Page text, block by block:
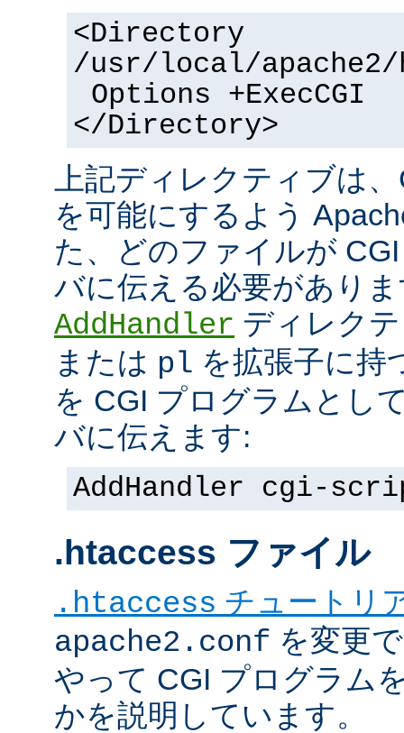
<Directory
/usr/local/apache2/
Options +ExecCGI
</Directory>
上記ディレクティブは
を可能にするよう
た、どのファイルが
バに伝える必要があり
AddHandler ディレク
または pl を拡張子に持
を CGI プログラムとし
バに伝えます:
AddHandler cgi-
.htaccess ファイル
.htaccess チュートリ
apache2.conf を変更
やって CGI プログラム
かを説明しています。